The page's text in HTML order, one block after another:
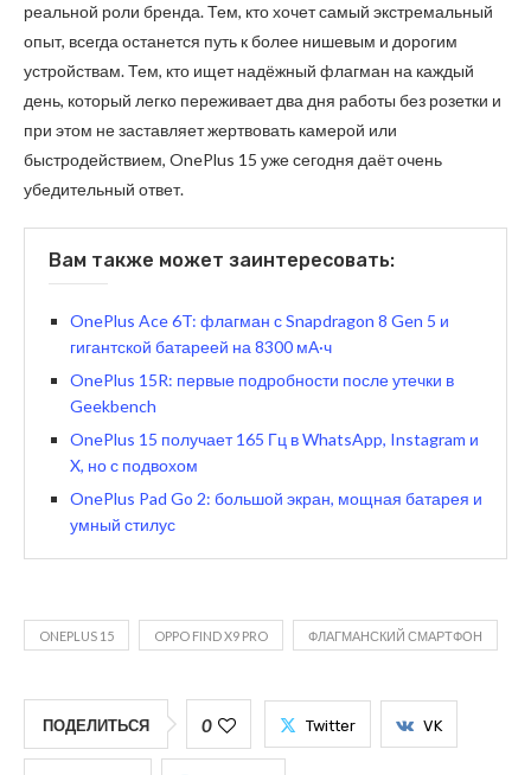
реальной роли бренда. Тем, кто хочет самый экстремальный
опыт, всегда останется путь к более нишевым и дорогим
устройствам. Тем, кто ищет надёжный флагман на каждый
день, который легко переживает два дня работы без розетки и
при этом не заставляет жертвовать камерой или
быстродействием, OnePlus 15 уже сегодня даёт очень
убедительный ответ.
Вам также может заинтересовать:
OnePlus Ace 6T: флагман с Snapdragon 8 Gen 5 и
гигантской батареей на 8300 мА·ч
OnePlus 15R: первые подробности после утечки в
Geekbench
OnePlus 15 получает 165 Гц в WhatsApp, Instagram и
X, но с подвохом
OnePlus Pad Go 2: большой экран, мощная батарея и
умный стилус
ONEPLUS 15 OPPO FIND X9 PRO ФЛАГМАНСКИЙ СМАРТФОН
ПОДЕЛИТЬСЯ 0 Twitter VK